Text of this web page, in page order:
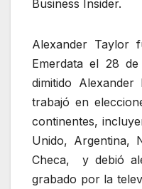
Business Insider.
Alexander Taylor
Emerdata el 28
dimitido
trabajó en
continentes,
Unido, Argentina,
Checa, y debió
grabado por la